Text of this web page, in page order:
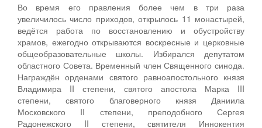
Во время его правления более чем в три раза
увеличилось число приходов, открылось 11 монастырей,
ведётся работа по восстановлению и обустройству
храмов, ежегодно открываются воскресные и церковные
общеобразовательные школы. Избирался депутатом
областного Совета. Временный член Священного синода.
Награждён орденами святого равноапостольного князя
Владимира II степени, святого апостола Марка III
степени, святого благоверного князя Даниила
Московского II степени, преподобного Сергея
Радонежского II степени, святителя Иннокентия